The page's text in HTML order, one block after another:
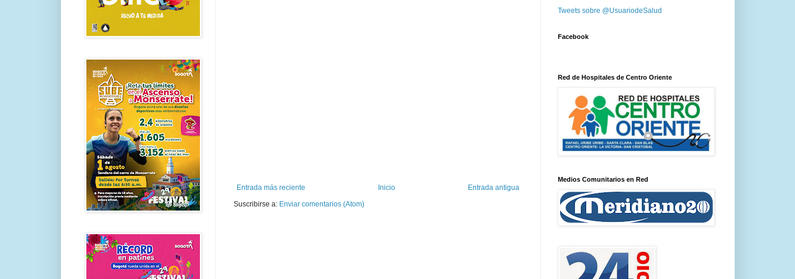
Entrada más reciente Entrada antigua
Inicio
Suscribirse a: Enviar comentarios (Atom)
Tweets sobre @UsuariodeSalud
Facebook
Red de Hospitales de Centro Oriente
Medios Comunitarios en Red